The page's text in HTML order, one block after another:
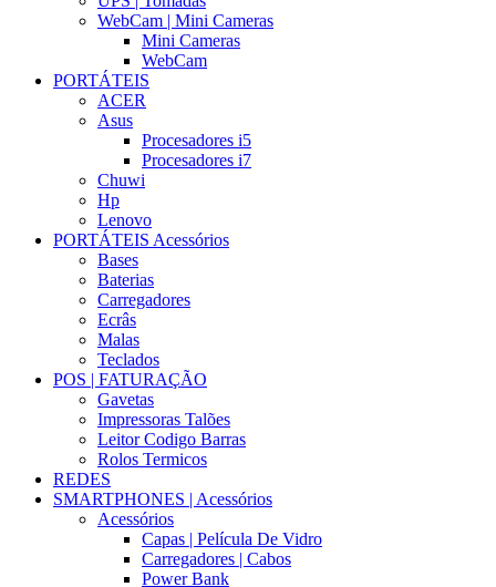
WebCam | Mini Cameras
Mini Cameras
WebCam
PORTÁTEIS
ACER
Asus
Procesadores i5
Procesadores i7
Chuwi
Hp
Lenovo
PORTÁTEIS Acessórios
Bases
Baterias
Carregadores
Ecrâs
Malas
Teclados
POS | FATURAÇÃO
Gavetas
Impressoras Talões
Leitor Codigo Barras
Rolos Termicos
REDES
SMARTPHONES | Acessórios
Acessórios
Capas | Película De Vidro
Carregadores | Cabos
Power Bank